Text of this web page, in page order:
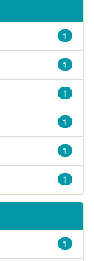
1
1
1
1
1
1
1